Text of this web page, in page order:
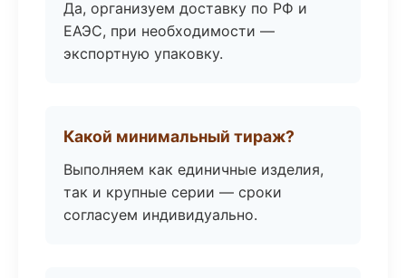
Да, организуем доставку по РФ и
ЕАЭС, при необходимости —
экспортную упаковку.
Какой минимальный тираж?
Выполняем как единичные изделия,
так и крупные серии — сроки
согласуем индивидуально.